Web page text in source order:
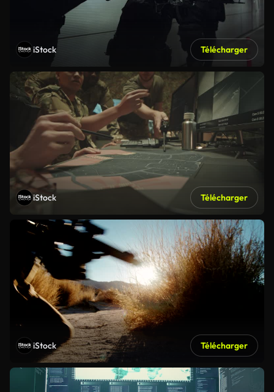
iStock Télécharger
iStock Télécharger
iStock Télécharger